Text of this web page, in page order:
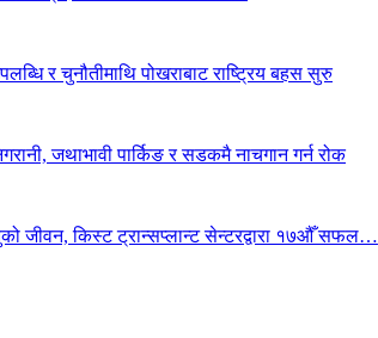
र चुनौतीमाथि पोखराबाट राष्ट्रिय बहस सुरु
जथाभावी पार्किङ र सडकमै नाचगान गर्न रोक
जीवन, किस्ट ट्रान्सप्लान्ट सेन्टरद्वारा १७औँ सफल…